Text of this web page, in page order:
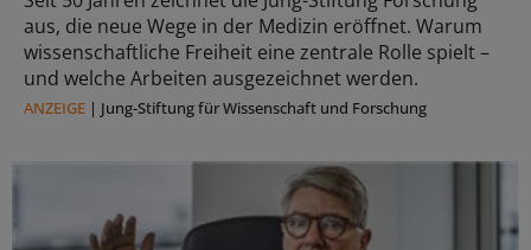
aus, die neue Wege in der Medizin eröffnet. Warum
wissenschaftliche Freiheit eine zentrale Rolle spielt –
und welche Arbeiten ausgezeichnet werden.
ANZEIGE | Jung-Stiftung für Wissenschaft und Forschung